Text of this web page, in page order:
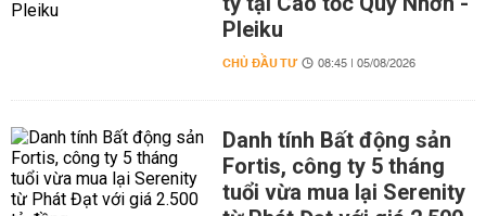
Pleiku
CHỦ ĐẦU TƯ 08:45 | 05/08/2026
Danh tính Bất động sản
Fortis, công ty 5 tháng
tuổi vừa mua lại Serenity